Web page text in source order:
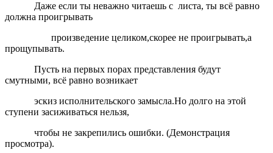
Даже если ты неважно читаешь с листа, ты всё равно
должна проигрывать
произведение целиком,скорее не проигрывать,а
прощупывать.
Пусть на первых порах представления будут
смутными, всё равно возникает
эскиз исполнительского замысла.Но долго на этой
ступени засиживаться нельзя,
чтобы не закрепились ошибки. (Демонстрация
просмотра).